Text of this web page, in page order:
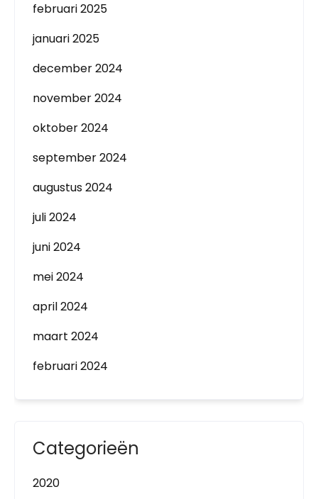
februari 2025
januari 2025
december 2024
november 2024
oktober 2024
september 2024
augustus 2024
juli 2024
juni 2024
mei 2024
april 2024
maart 2024
februari 2024
Categorieën
2020